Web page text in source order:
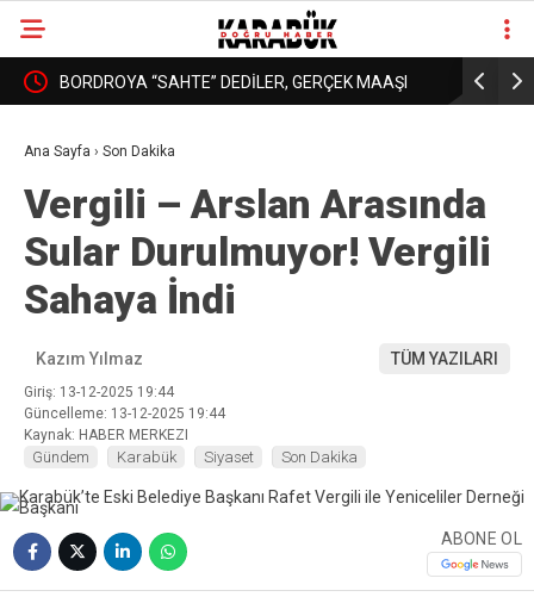
YURT BORDROYA “SAHTE” DEDİLER, GERÇEK MAAŞI
Ana Sayfa › Son Dakika
Vergili – Arslan Arasında
Sular Durulmuyor! Vergili
Sahaya İndi
Kazım Yılmaz TÜM YAZILARI
Giriş: 13-12-2025 19:44
Güncelleme: 13-12-2025 19:44
Kaynak: HABER MERKEZI
Gündem Karabük Siyaset Son Dakika
ABONE OL